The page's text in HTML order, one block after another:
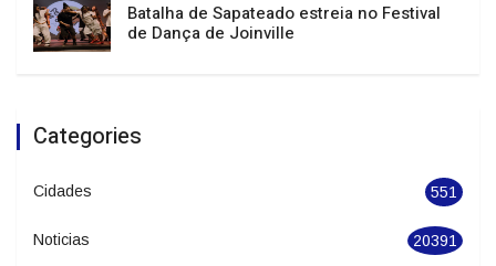
Batalha de Sapateado estreia no Festival
de Dança de Joinville
Categories
Cidades 551
Noticias 20391